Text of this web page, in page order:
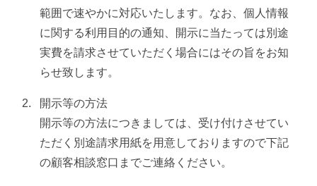
範囲で速やかに対応いたします。なお、個人情報
に関する利用目的の通知、開示に当たっては別途
実費を請求させていただく場合にはその旨をお知
らせ致します。
開示等の方法
開示等の方法につきましては、受け付けさせてい
ただく別途請求用紙を用意しておりますので下記
の顧客相談窓口までご連絡ください。